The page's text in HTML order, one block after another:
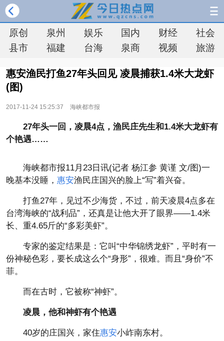
原创 泉州 娱乐 国内 财经
社会
县市
福建 台海 泉商 视频 旅游
惠安渔民打鱼27年头回见 凌晨捕获1.4米大龙虾
(图)
2017-11-24 15:25:37 海峡都市报
27年头一回，凌晨4点，渔民庄先生和1.4米大龙虾有
个艳遇……
海峡都市报11月23日讯(记者 杨江参 黄谨 文/图)一
晚基本没睡， 惠安渔民庄国兴的脸上“写”着兴奋。
打鱼27年，见过不少海货，不过，前天凌晨4点多在
台湾海峡的“战利品”，还真是让他大开了眼界——1.4米
长、重4.65斤的“多彩美虾”。
专家的鉴定结果是：它叫“中华锦绣龙虾”，平时有一
份神秘色彩，要长成这么个“身形”，很难。而且“身价”不
菲。
而在古时，它被称“神虾”。
凌晨，他和神虾有个艳遇
40岁的庄国兴，家住惠安小岞南东村。